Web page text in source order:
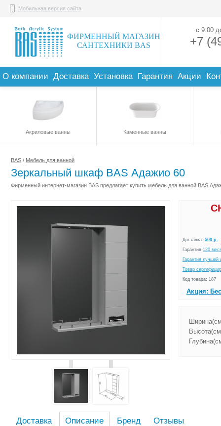
ФИРМЕННЫЙ МАГАЗИН
САНТЕХНИКИ BAS
Мобильная версия сайта
+7
с 9:00
О компании Доставка Установка Гарантия Акции
Акриловые ванны Каменные ванны
BAS / Мебель для ванной
Зеркальный шкаф BAS Адажио 60
Фирменный интернет-магазин BAS предлагает купить мебель для ванной BAS
Доставка: 500 р.
Гарантия 120
Гарантия лучшей
Товар
Код товара: 187
Акция:
Доставка Описание Бренд Отзывы